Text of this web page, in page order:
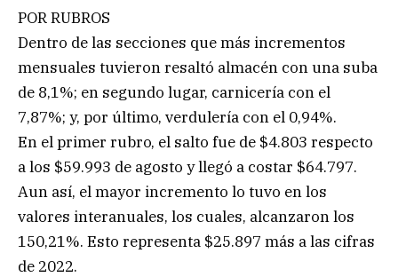
POR RUBROS
Dentro de las secciones que más incrementos
mensuales tuvieron resaltó almacén con una suba
de 8,1%; en segundo lugar, carnicería con el
7,87%; y, por último, verdulería con el 0,94%.
En el primer rubro, el salto fue de $4.803 respecto
a los $59.993 de agosto y llegó a costar $64.797.
Aun así, el mayor incremento lo tuvo en los
valores interanuales, los cuales, alcanzaron los
150,21%. Esto representa $25.897 más a las cifras
de 2022.